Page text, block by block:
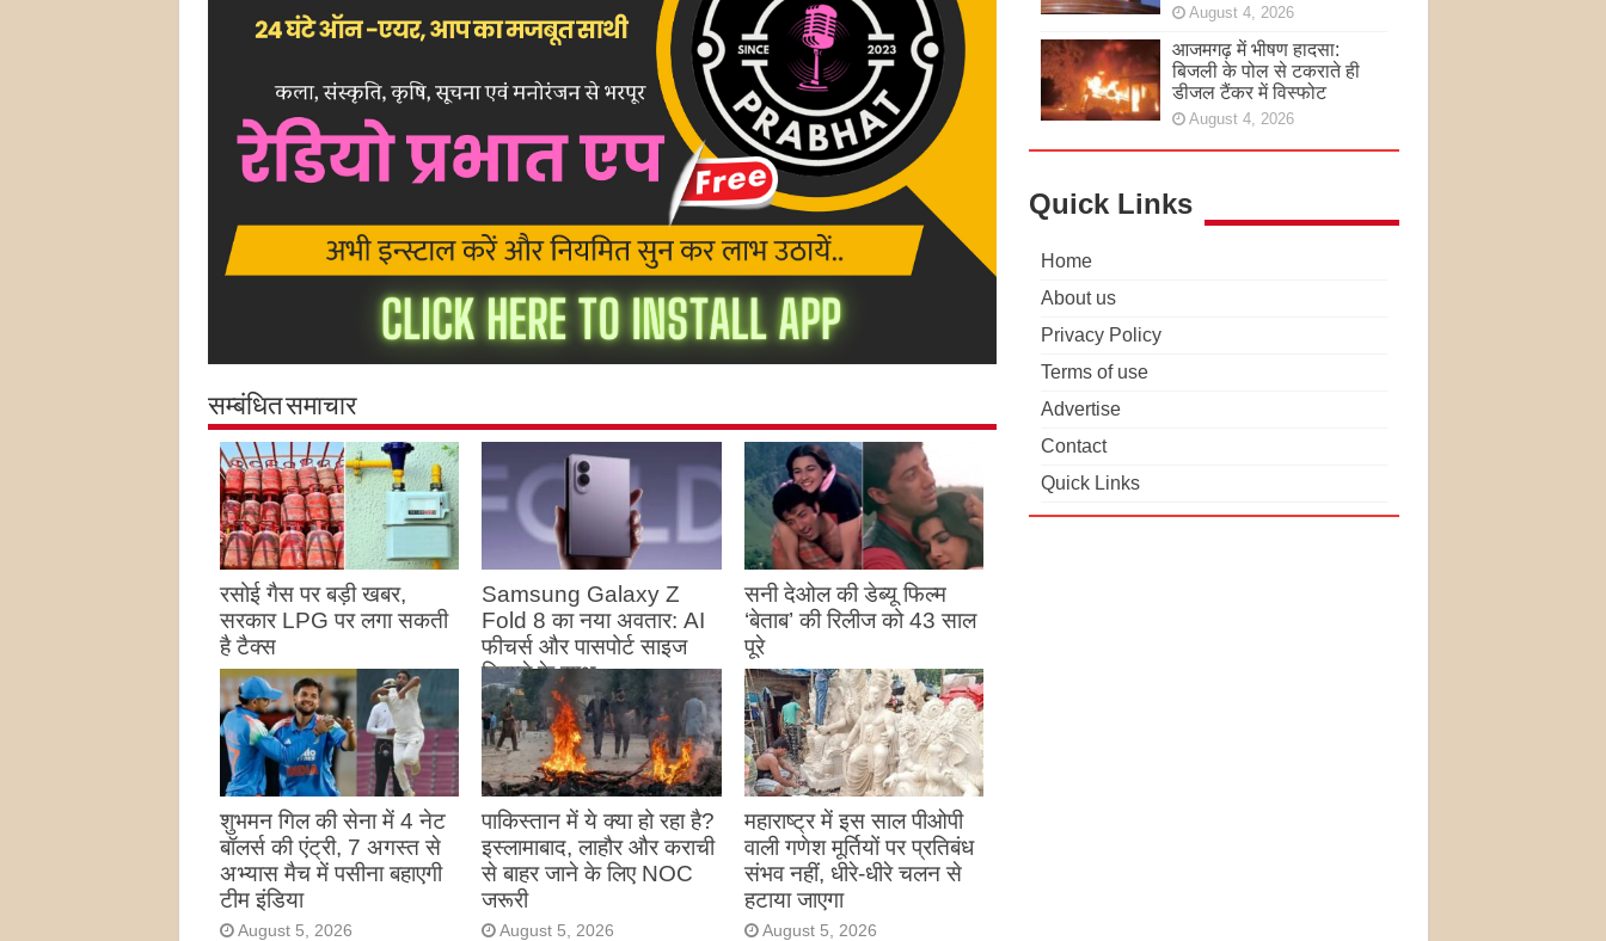
सम्बंधित समाचार
रसोई गैस पर बड़ी खबर,
सरकार LPG पर लगा सकती
है टैक्स
August 5, 2026
Samsung Galaxy Z
Fold 8 का नया अवतार: AI
फीचर्स और पासपोर्ट साइज
डिस्प्ले के साथ
August 5, 2026
सनी देओल की डेब्यू फिल्म
‘बेताब’ की रिलीज को 43 साल
पूरे
August 5, 2026
शुभमन गिल की सेना में 4 नेट
बॉलर्स की एंट्री, 7 अगस्त से
अभ्यास मैच में पसीना बहाएगी
टीम इंडिया
August 5, 2026
पाकिस्तान में ये क्या हो रहा है?
इस्लामाबाद, लाहौर और कराची
से बाहर जाने के लिए NOC
जरूरी
August 5, 2026
महाराष्ट्र में इस साल पीओपी
वाली गणेश मूर्तियों पर प्रतिबंध
संभव नहीं, धीरे-धीरे चलन से
हटाया जाएगा
August 5, 2026
August 4, 2026
आजमगढ़ में भीषण हादसा:
बिजली के पोल से टकराते ही
डीजल टैंकर में विस्फोट
August 4, 2026
Quick Links
Home
About us
Privacy Policy
Terms of use
Advertise
Contact
Quick Links